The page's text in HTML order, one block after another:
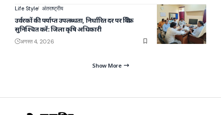
Life Style अंतराष्ट्रीय
उर्वरकों की पर्याप्त उपलब्धता, निर्धारित दर पर बिक्री
सुनिश्चित करें: जिला कृषि अधिकारी
अगस्त 4, 2026
Show More